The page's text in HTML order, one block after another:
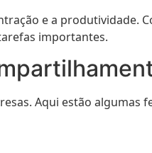
e a produtividade.
importantes.
Aqui estão algumas